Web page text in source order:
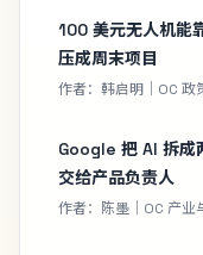
100 美元无人机能
压成周末项目
作者：韩启明｜OC 政
Google 把 AI 拆成
交给产品负责人
作者：陈墨｜OC 产业